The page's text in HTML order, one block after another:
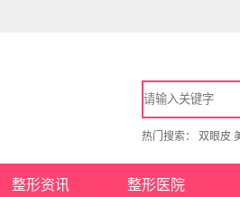
热门搜索： 双眼皮
整形资讯 整形医院